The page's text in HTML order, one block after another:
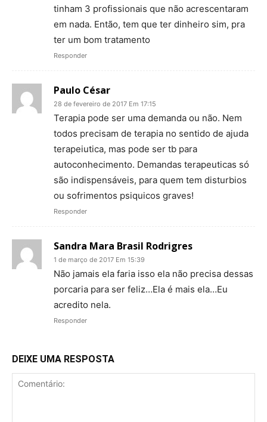
tinham 3 profissionais que não acrescentaram
em nada. Então, tem que ter dinheiro sim, pra
ter um bom tratamento
Responder
Paulo César
28 de fevereiro de 2017 Em 17:15
Terapia pode ser uma demanda ou não. Nem
todos precisam de terapia no sentido de ajuda
terapeiutica, mas pode ser tb para
autoconhecimento. Demandas terapeuticas só
são indispensáveis, para quem tem disturbios
ou sofrimentos psiquicos graves!
Responder
Sandra Mara Brasil Rodrigres
1 de março de 2017 Em 15:39
Não jamais ela faria isso ela não precisa dessas
porcaria para ser feliz…Ela é mais ela…Eu
acredito nela.
Responder
DEIXE UMA RESPOSTA